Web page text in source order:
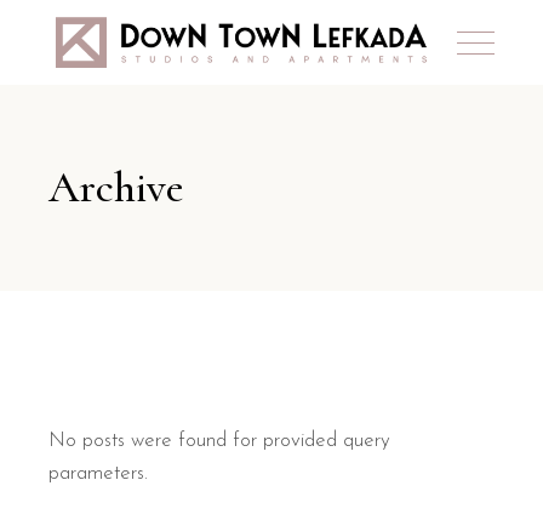
Archive
No posts were found for provided query
parameters.